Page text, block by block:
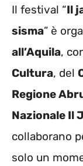
Il festival “Il
sisma” è
all’Aquila,
Cultura, del
Regione
Nazionale Il
collaborano
solo un